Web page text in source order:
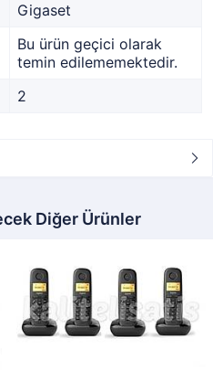
Gigaset
Bu ürün geçici olarak
temin edilememektedir.
2
Diğer Ürünler